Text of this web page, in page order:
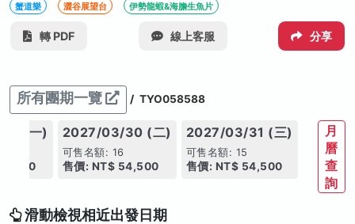
蟹道樂 澀谷展望台 伊勢龍蝦&海膽生魚片
轉 PDF 線上客服 分享
所有團期一覽 / TYO058588
(一) 2027/03/30 (二)
可售名額: 16
售價: NT$ 54,500
2027/03/31 (三)
可售名額: 15
售價: NT$ 54,500
月
曆
查
詢
滑動檢視相近出發日期